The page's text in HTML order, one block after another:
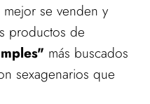
se venden y
productos de
más buscados
sexagenarios que